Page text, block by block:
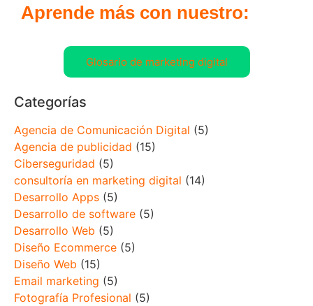
Aprende más con nuestro:
Glosario de marketing digital
Categorías
Agencia de Comunicación Digital (5)
Agencia de publicidad (15)
Ciberseguridad (5)
consultoría en marketing digital (14)
Desarrollo Apps (5)
Desarrollo de software (5)
Desarrollo Web (5)
Diseño Ecommerce (5)
Diseño Web (15)
Email marketing (5)
Fotografía Profesional (5)